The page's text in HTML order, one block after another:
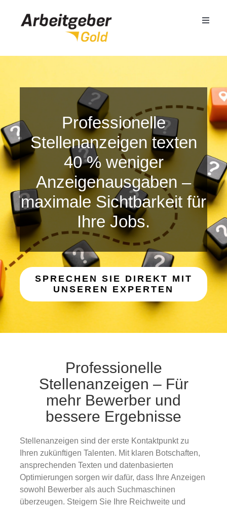
Toggle
Termin buchen
Seminare
Referenzen
Gold
Über uns
Karriere
Professionelle
Stellenanzeigen texten
40 % weniger
Anzeigenausgaben –
maximale Sichtbarkeit für
Ihre Jobs.
SPRECHEN SIE DIREKT MIT
UNSEREN EXPERTEN
Professionelle
Stellenanzeigen – Für
mehr Bewerber und
bessere Ergebnisse
Stellenanzeigen sind der erste Kontaktpunkt zu
Ihren zukünftigen Talenten. Mit klaren Botschaften,
ansprechenden Texten und datenbasierten
Optimierungen sorgen wir dafür, dass Ihre Anzeigen
sowohl Bewerber als auch Suchmaschinen
überzeugen. Steigern Sie Ihre Reichweite und